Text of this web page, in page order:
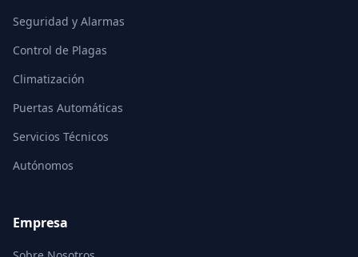
Seguridad y Alarmas
Control de Plagas
Climatización
Puertas Automáticas
Servicios Técnicos
Autónomos
Empresa